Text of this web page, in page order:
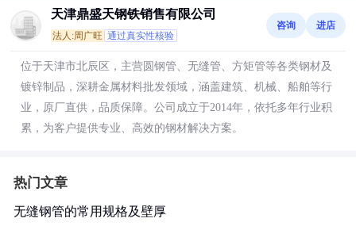
天津鼎盛天钢铁销售有限公司
法人:周广旺 通过真实性核验
咨询 进店
位于天津市北辰区，主营圆钢管、无缝管、方矩管等各类钢材及
镀锌制品，深耕金属材料批发领域，涵盖建筑、机械、船舶等行
业，原厂直供，品质保障。公司成立于2014年，依托多年行业积
累，为客户提供专业、高效的钢材解决方案。
热门文章
无缝钢管的常用规格及壁厚